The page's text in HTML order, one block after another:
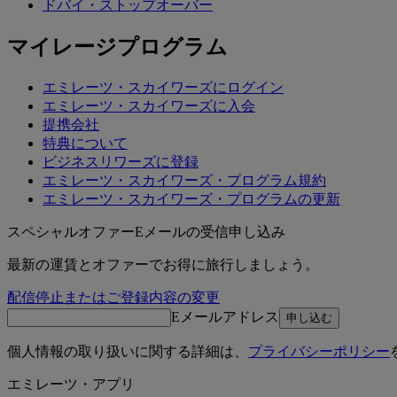
ドバイ・ストップオーバー
マイレージプログラム
エミレーツ・スカイワーズにログイン
エミレーツ・スカイワーズに入会
提携会社
特典について
ビジネスリワーズに登録
エミレーツ・スカイワーズ・プログラム規約
エミレーツ・スカイワーズ・プログラムの更新
スペシャルオファーEメールの受信申し込み
最新の運賃とオファーでお得に旅行しましょう。
配信停止またはご登録内容の変更
Eメールアドレス
申し込む
個人情報の取り扱いに関する詳細は、 プライバシーポリシー
エミレーツ・アプリ